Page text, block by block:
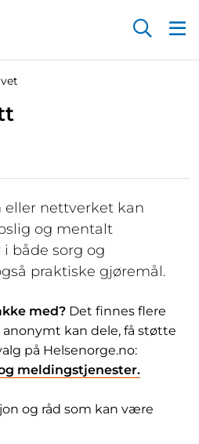
eller nettverket kan
og mentalt
både sorg og
praktiske gjøremål.
med? Det finnes flere
kan dele, få støtte
på Helsenorge.no:
meldingstjenester.
og råd som kan være